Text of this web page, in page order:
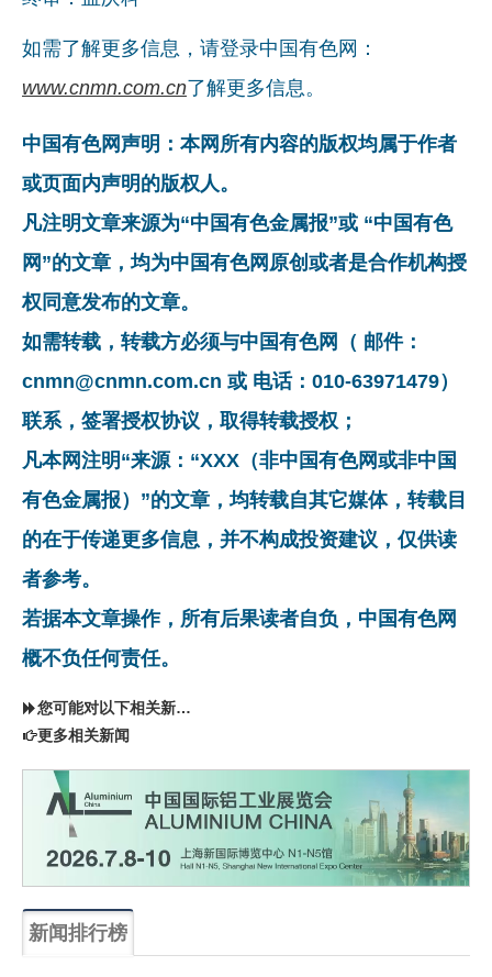
如需了解更多信息，请登录中国有色网：
www.cnmn.com.cn了解更多信息。
中国有色网声明：本网所有内容的版权均属于作者
或页面内声明的版权人。
凡注明文章来源为“中国有色金属报”或 “中国有色
网”的文章，均为中国有色网原创或者是合作机构授
权同意发布的文章。
如需转载，转载方必须与中国有色网（ 邮件：
cnmn@cnmn.com.cn 或 电话：010-63971479）
联系，签署授权协议，取得转载授权；
凡本网注明“来源：“XXX（非中国有色网或非中国
有色金属报）”的文章，均转载自其它媒体，转载目
的在于传递更多信息，并不构成投资建议，仅供读
者参考。
若据本文章操作，所有后果读者自负，中国有色网
概不负任何责任。
您可能对以下相关新闻同样感兴趣
更多相关新闻
新闻排行榜